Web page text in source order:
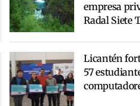
empresa
Radal Siete
Licantén
57